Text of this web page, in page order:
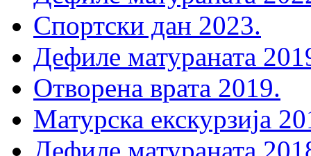
Спортски дан 2023.
Дефиле матураната
Отворена врата 2019.
Матурска екскурзија